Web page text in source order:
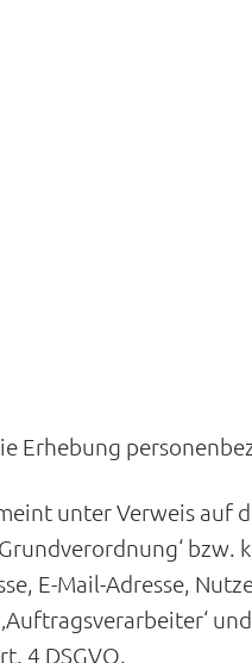
Erhebung
unter Verweis
bzw.
E-Mail-Adresse,
4 DSGVO.